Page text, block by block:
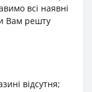
всі наявні
Вам решту
відсутня;